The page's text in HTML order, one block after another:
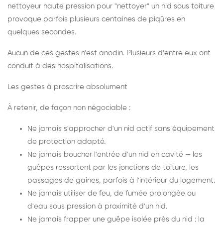
nettoyeur haute pression pour "nettoyer" un nid sous toiture
provoque parfois plusieurs centaines de piqûres en
quelques secondes.
Aucun de ces gestes n'est anodin. Plusieurs d'entre eux ont
conduit à des hospitalisations.
Les gestes à proscrire absolument
À retenir, de façon non négociable :
Ne jamais s'approcher d'un nid actif sans équipement
de protection adapté.
Ne jamais boucher l'entrée d'un nid en cavité — les
guêpes ressortent par les jonctions de toiture, les
passages de gaines, parfois à l'intérieur du logement.
Ne jamais utiliser de feu, de fumée prolongée ou
d'eau sous pression à proximité d'un nid.
Ne jamais frapper une guêpe isolée près du nid : la